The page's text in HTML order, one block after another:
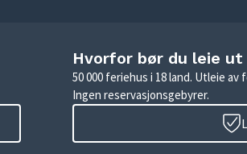
Hvorfor bør du leie
50 000 feriehus i 18 land. Utleie
Ingen reservasjonsgebyrer.